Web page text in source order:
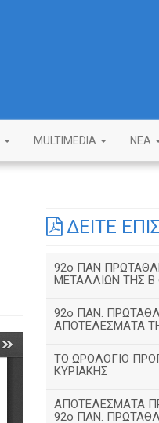
MULTIMEDIA NEA
ΔΕΙΤΕ
92o ΠΑΝ
ΜΕΤΑΛΛΙΩΝ ΤΗΣ Β
92ο ΠΑΝ.
ΑΠΟΤΕΛΕΣΜΑΤΑ
ΤΟ ΩΡΟΛΟΓΙΟ
ΚΥΡΙΑΚΗΣ
ΑΠΟΤΕΛΕΣΜΑΤΑ
92o ΠΑΝ.